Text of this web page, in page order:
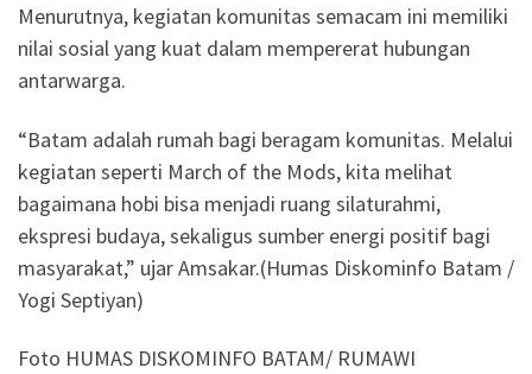
Menurutnya, kegiatan komunitas semacam ini memiliki
nilai sosial yang kuat dalam mempererat hubungan
antarwarga.
“Batam adalah rumah bagi beragam komunitas. Melalui
kegiatan seperti March of the Mods, kita melihat
bagaimana hobi bisa menjadi ruang silaturahmi,
ekspresi budaya, sekaligus sumber energi positif bagi
masyarakat,” ujar Amsakar.(Humas Diskominfo Batam /
Yogi Septiyan)
Foto HUMAS DISKOMINFO BATAM/ RUMAWI